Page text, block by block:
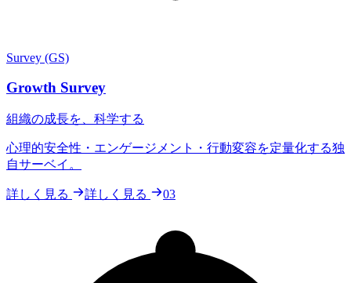
Survey (GS)
Growth Survey
組織の成長を、科学する
心理的安全性・エンゲージメント・行動変容を定量化する独
自サーベイ。
詳しく見る 詳しく見る 03